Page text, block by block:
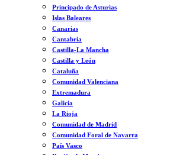
Principado de Asturias
Islas Baleares
Canarias
Cantabria
Castilla-La Mancha
Castilla y León
Cataluña
Comunidad Valenciana
Extremadura
Galicia
La Rioja
Comunidad de Madrid
Comunidad Foral de Navarra
País Vasco